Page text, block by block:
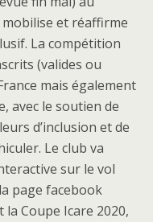
et réaffirme
La compétition
(valides ou
mais également
avec le soutien de
d’inclusion et de
Le club va
sur le vol
page facebook
Coupe Icare 2020,